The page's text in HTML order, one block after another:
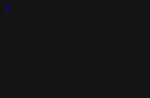
×